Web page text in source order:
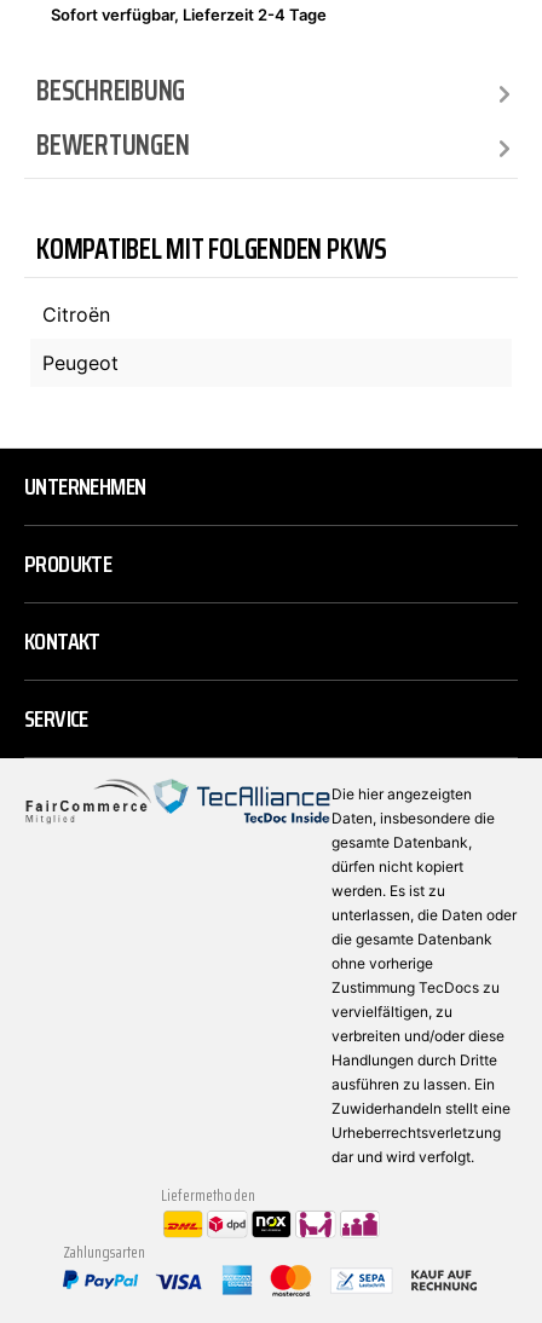
Sofort verfügbar, Lieferzeit 2-4 Tage
BESCHREIBUNG
BEWERTUNGEN
KOMPATIBEL MIT FOLGENDEN PKWS
Citroën
Peugeot
UNTERNEHMEN
PRODUKTE
KONTAKT
SERVICE
Die hier angezeigten
Daten, insbesondere die
gesamte Datenbank,
dürfen nicht kopiert
werden. Es ist zu
unterlassen, die Daten oder
die gesamte Datenbank
ohne vorherige
Zustimmung TecDocs zu
vervielfältigen, zu
verbreiten und/oder diese
Handlungen durch Dritte
ausführen zu lassen. Ein
Zuwiderhandeln stellt eine
Urheberrechtsverletzung
dar und wird verfolgt.
Liefermethoden
Zahlungsarten